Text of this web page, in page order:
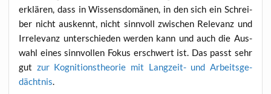
erklä­ren, dass in Wis­sens­do­mä­nen, in den sich ein Schrei­
ber nicht aus­kennt, nicht sinn­voll zwi­schen Rele­vanz und
Irrele­vanz unter­schie­den wer­den kann und auch die Aus­
wahl eines sinn­vol­len Fokus erschwert ist. Das passt sehr
gut zur Kogni­ti­ons­theo­rie mit Lang­zeit- und Arbeits­ge­
dächt­nis.